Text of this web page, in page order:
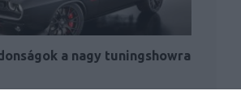
a nagy tuningshowra